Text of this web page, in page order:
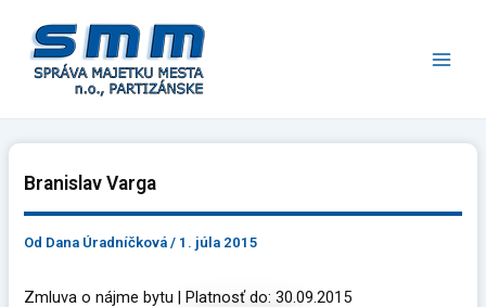
obsah
Branislav Varga
Od Dana Úradníčková/ 1. júla 2015
Zmluva o nájme bytu | Platnosť do: 30.09.2015